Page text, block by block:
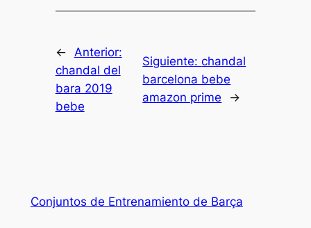
←
Anterior:
chandal del
bara 2019
bebe
Siguiente:chandal
barcelona bebe
amazon prime
→
Conjuntos de Entrenamiento de Barça